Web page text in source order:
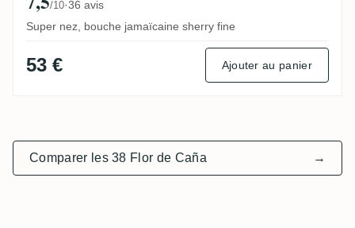
/10·36 avis
Super nez, bouche jamaïcaine sherry fine
53 € Ajouter au panier
Comparer les 38 Flor de Caña →